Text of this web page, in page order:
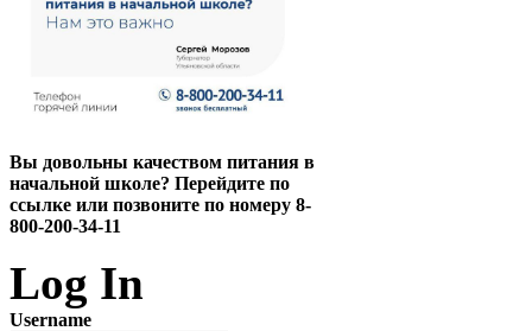
Вы довольны качеством питания в
начальной школе? Перейдите по
ссылке или позвоните по номеру 8-
800-200-34-11
Log In
Username